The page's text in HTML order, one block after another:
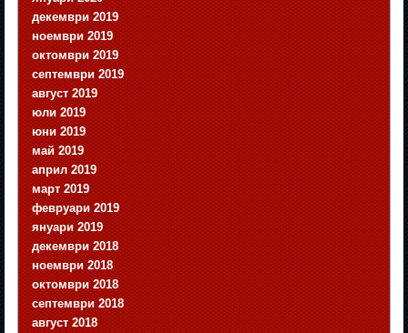
декември 2019
ноември 2019
октомври 2019
септември 2019
август 2019
юли 2019
юни 2019
май 2019
април 2019
март 2019
февруари 2019
януари 2019
декември 2018
ноември 2018
октомври 2018
септември 2018
август 2018